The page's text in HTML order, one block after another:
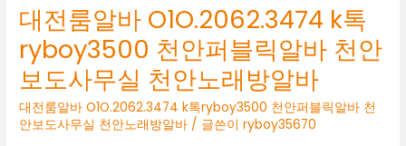
RYBOY3500
두
정
동
보
도
대전룸알바 O1O.2062.3474 k톡
ryboy3500 천안퍼블릭알바 천안
보도사무실 천안노래방알바
대전룸알바 O1O.2062.3474 k톡ryboy3500 천안퍼블릭알바 천
안보도사무실 천안노래방알바 / 글쓴이ryboy35670